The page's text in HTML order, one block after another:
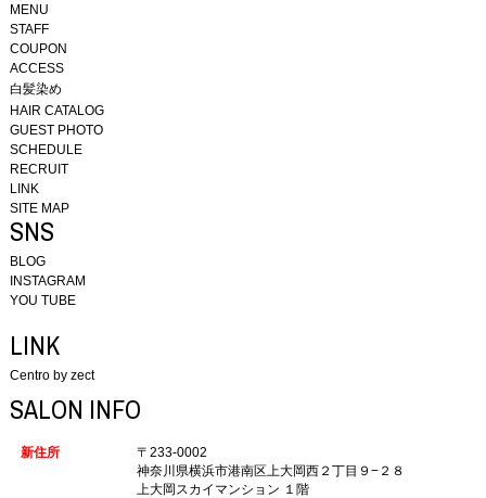
MENU
STAFF
COUPON
ACCESS
白髪染め
HAIR CATALOG
GUEST PHOTO
SCHEDULE
RECRUIT
LINK
SITE MAP
SNS
BLOG
INSTAGRAM
YOU TUBE
LINK
Centro by zect
SALON INFO
新住所
〒233-0002
神奈川県横浜市港南区上大岡西２丁目９−２８
上大岡スカイマンション １階